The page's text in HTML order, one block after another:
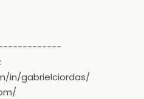
in/gabrielciordas/